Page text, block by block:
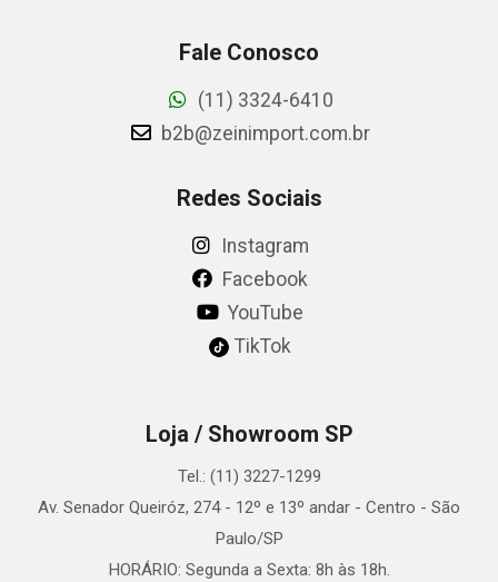
Fale Conosco
(11) 3324-6410
b2b@zeinimport.com.br
Redes Sociais
Instagram
Facebook
YouTube
TikTok
Loja / Showroom SP
Tel.: (11) 3227-1299
Av. Senador Queiróz, 274 - 12º e 13º andar - Centro - São
Paulo/SP
HORÁRIO: Segunda a Sexta: 8h às 18h.